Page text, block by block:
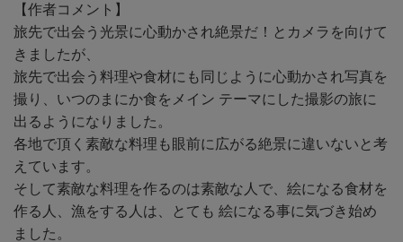
【作者コメント】
旅先で出会う光景に心動かされ絶景だ！とカメラを向けて
きましたが、
旅先で出会う料理や食材にも同じように心動かされ写真を
撮り、いつのまにか食をメイン テーマにした撮影の旅に
出るようになりました。
各地で頂く素敵な料理も眼前に広がる絶景に違いないと考
えています。
そして素敵な料理を作るのは素敵な人で、絵になる食材を
作る人、漁をする人は、とても 絵になる事に気づき始め
ました。